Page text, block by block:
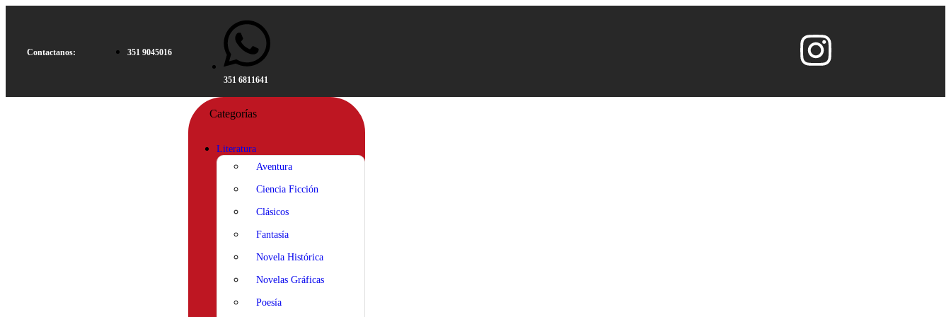
Contactanos: 351 9045016
351 6811641
Categorías
Literatura
Aventura
Ciencia Ficción
Clásicos
Fantasía
Novela Histórica
Novelas Gráficas
Poesía